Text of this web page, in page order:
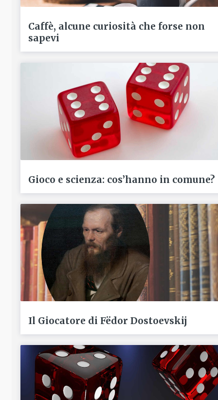
Caffè, alcune curiosità che forse non
sapevi
Gioco e scienza: cos’hanno in comune?
Il Giocatore di Fëdor Dostoevskij